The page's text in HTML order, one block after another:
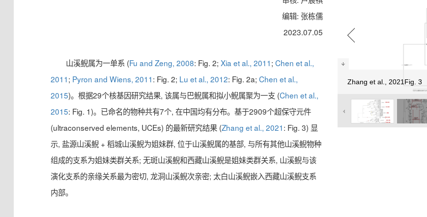
编辑: 张栋儒
2023.07.05
山溪鲵属为一单系 (Fu and Zeng, 2008: Fig. 2;Xia et al., 2011;Chen et al.,
2011; Pyron and Wiens, 2011: Fig. 2; Lu et al., 2012: Fig. 2a;Chen et al.,
2015)。根据29个核基因研究结果, 该属与巴鲵属和拟小鲵属聚为一支 (Chen et al.,
2015: Fig. 1)。已命名的物种共有7个, 在中国均有分布。基于2909个超保守元件
(ultraconserved elements, UCEs) 的最新研究结果 (Zhang et al., 2021: Fig. 3) 显
示, 盐源山溪鲵 + 稻城山溪鲵为姐妹群, 位于山溪鲵属的基部, 与所有其他山溪鲵物种
组成的支系为姐妹类群关系; 无斑山溪鲵和西藏山溪鲵是姐妹类群关系, 山溪鲵与该
演化支系的亲缘关系最为密切, 龙洞山溪鲵次亲密; 太白山溪鲵嵌入西藏山溪鲵支系
内部。
Zhang et al., 2021Fig. 3